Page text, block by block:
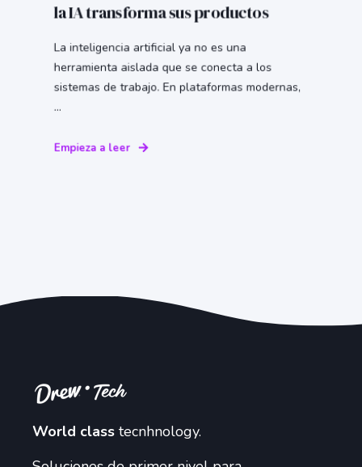
la IA transforma sus productos
La inteligencia artificial ya no es una
herramienta aislada que se conecta a los
sistemas de trabajo. En plataformas modernas,
...
Empieza a leer
World class tecnhnology.